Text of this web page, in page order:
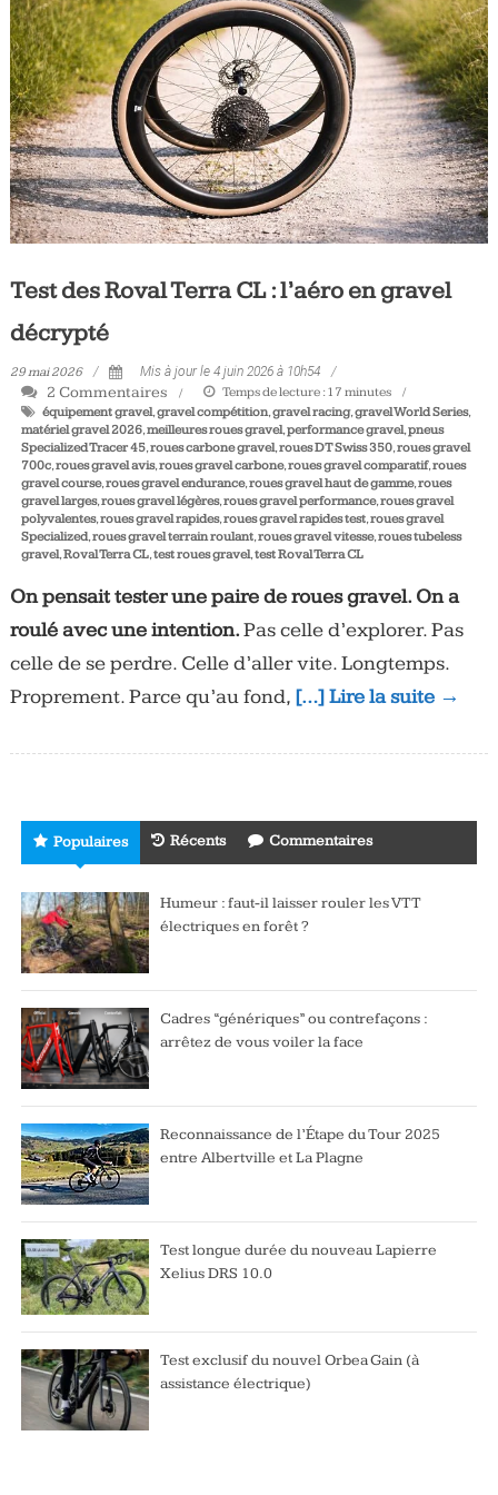
Tous
les
jours,
votre
actualité
vélo
et
triathlon
Test des Roval Terra CL : l’aéro en gravel
décrypté
29 mai 2026 Mis à jour le 4 juin 2026 à 10h54
2 Commentaires Temps de lecture : 17 minutes
équipement gravel,gravel compétition,gravel racing,gravel World Series,
matériel gravel 2026,meilleures roues gravel,performance gravel,pneus
Specialized Tracer 45,roues carbone gravel,roues DT Swiss 350,roues gravel
700c,roues gravel avis,roues gravel carbone,roues gravel comparatif,roues
gravel course,roues gravel endurance,roues gravel haut de gamme,roues
gravel larges,roues gravel légères,roues gravel performance,roues gravel
polyvalentes,roues gravel rapides,roues gravel rapides test,roues gravel
Specialized,roues gravel terrain roulant,roues gravel vitesse,roues tubeless
gravel,Roval Terra CL,test roues gravel,test Roval Terra CL
On pensait tester une paire de roues gravel. On a
roulé avec une intention.Pas celle d’explorer. Pas
celle de se perdre. Celle d’aller vite. Longtemps.
Proprement. Parce qu’au fond, […] Lire la suite →
Populaires Récents Commentaires
Humeur : faut-il laisser rouler les VTT
électriques en forêt ?
Cadres “génériques” ou contrefaçons :
arrêtez de vous voiler la face
Reconnaissance de l’Étape du Tour 2025
entre Albertville et La Plagne
Test longue durée du nouveau Lapierre
Xelius DRS 10.0
Test exclusif du nouvel Orbea Gain (à
assistance électrique)